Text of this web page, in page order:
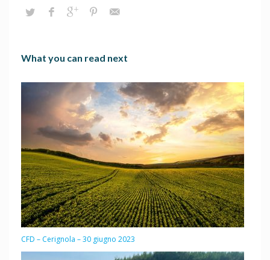
What you can read next
CFD – Cerignola – 30 giugno 2023